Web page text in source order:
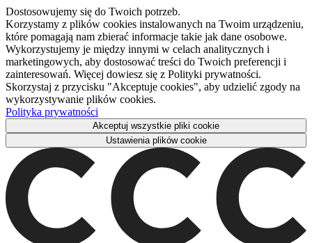
Dostosowujemy się do Twoich potrzeb.
Korzystamy z plików cookies instalowanych na Twoim urządzeniu,
które pomagają nam zbierać informacje takie jak dane osobowe.
Wykorzystujemy je między innymi w celach analitycznych i
marketingowych, aby dostosować treści do Twoich preferencji i
zainteresowań. Więcej dowiesz się z Polityki prywatności.
Skorzystaj z przycisku "Akceptuje cookies", aby udzielić zgody na
wykorzystywanie plików cookies.
Polityka prywatności
Akceptuj wszystkie pliki cookie
Ustawienia plików cookie